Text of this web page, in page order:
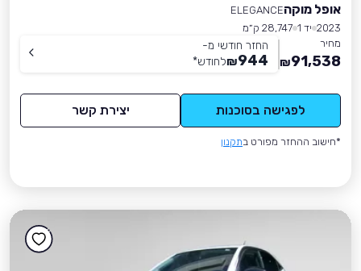
אופל מוקהELEGANCE
2023 יד 1
28,747 ק״מ
מחיר
91,538
₪
החזר חודשי מ-
944
₪לחודש*
לפגישה בסוכנות יצירת קשר
*חישוב ההחזר מפורט בתקנון